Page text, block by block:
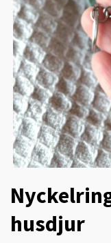
husdjur